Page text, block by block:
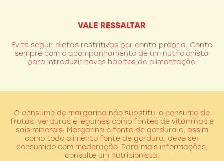
VALE RESSALTAR
Evite seguir dietas restritivas por conta própria. Conte
sempre com o acompanhamento de um nutricionista
para introduzir novos hábitos de alimentação.
O consumo de margarina não substitui o consumo de
frutas, verduras e legumes como fontes de vitaminas e
sais minerais. Margarina é fonte de gordura e, assim
como todo alimento fonte de gordura, deve ser
consumido com moderação. Para mais informações,
consulte um nutricionista.